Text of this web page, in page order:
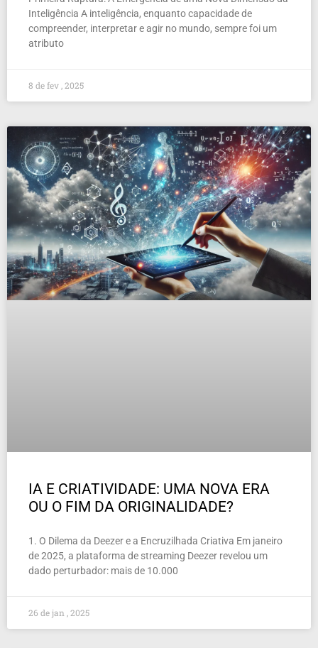
Inteligência A inteligência, enquanto capacidade de
compreender, interpretar e agir no mundo, sempre foi um
atributo
8 de fev , 2025
IA E CRIATIVIDADE: UMA NOVA ERA
OU O FIM DA ORIGINALIDADE?
1. O Dilema da Deezer e a Encruzilhada Criativa Em janeiro
de 2025, a plataforma de streaming Deezer revelou um
dado perturbador: mais de 10.000
26 de jan , 2025